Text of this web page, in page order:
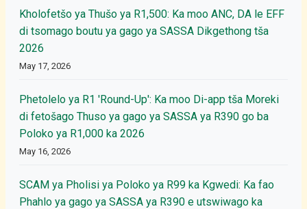
Kholofetšo ya Thušo ya R1,500: Ka moo ANC, DA le EFF
di tsomago boutu ya gago ya SASSA Dikgethong tša
2026
May 17, 2026
Phetolelo ya R1 'Round-Up': Ka moo Di-app tša Moreki
di fetošago Thuso ya gago ya SASSA ya R390 go ba
Poloko ya R1,000 ka 2026
May 16, 2026
SCAM ya Pholisi ya Poloko ya R99 ka Kgwedi: Ka fao
Phahlo ya gago ya SASSA ya R390 e utswiwago ka